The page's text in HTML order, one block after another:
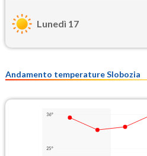
Lunedì 17
Andamento temperature Slobozia
36°
25°